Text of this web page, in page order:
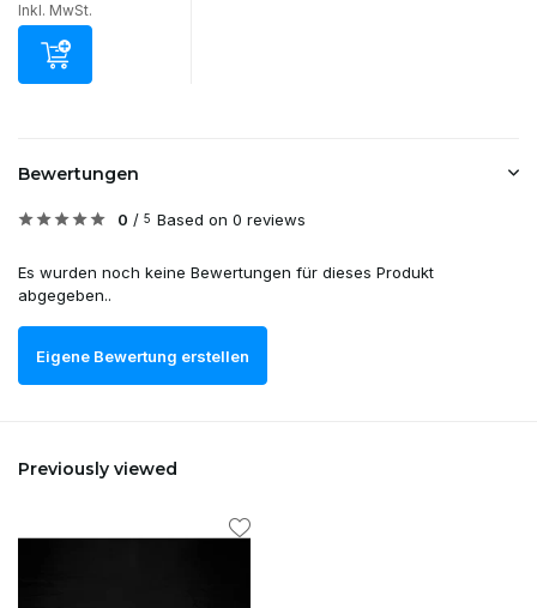
Inkl. MwSt.
Bewertungen
0 / 5 Based on 0 reviews
Es wurden noch keine Bewertungen für dieses Produkt
abgegeben..
Eigene Bewertung erstellen
Previously viewed